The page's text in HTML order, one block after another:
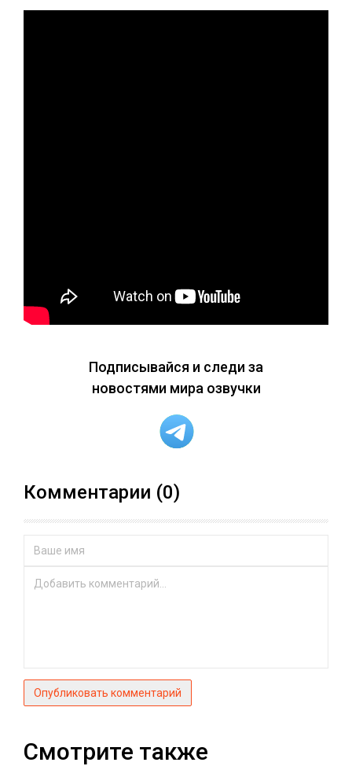
Подписывайся и следи за
новостями мира озвучки
Комментарии (0)
Опубликовать комментарий
Смотрите также